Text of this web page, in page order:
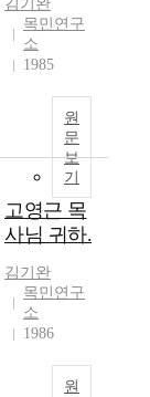
김기완
목민연구
소
1985
원
문
보
기
고영근 목
사님 귀하.
김기완
목민연구
소
1986
원